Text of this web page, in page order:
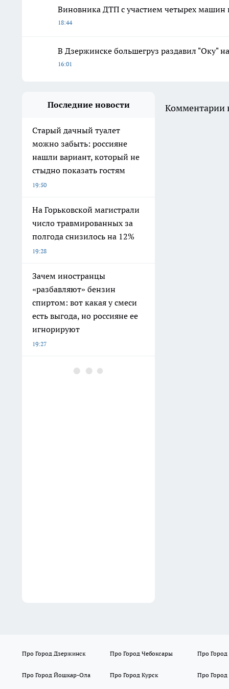
Виновника ДТП с участием четырех машин
18:44
В Дзержинске большегруз раздавил "Оку"
16:01
Последние новости
Старый дачный туалет
можно забыть: россияне
нашли вариант, который не
стыдно показать гостям
19:50
На Горьковской магистрали
число травмированных за
полгода снизилось на 12%
19:28
Зачем иностранцы
«разбавляют» бензин
спиртом: вот какая у смеси
есть выгода, но россияне ее
игнорируют
19:27
Инцидент с агродронами в
Комментарии
Про Город Дзержинск Про Город Чебоксары Про Город
Про Город Йошкар-Ола Про Город Курск Про